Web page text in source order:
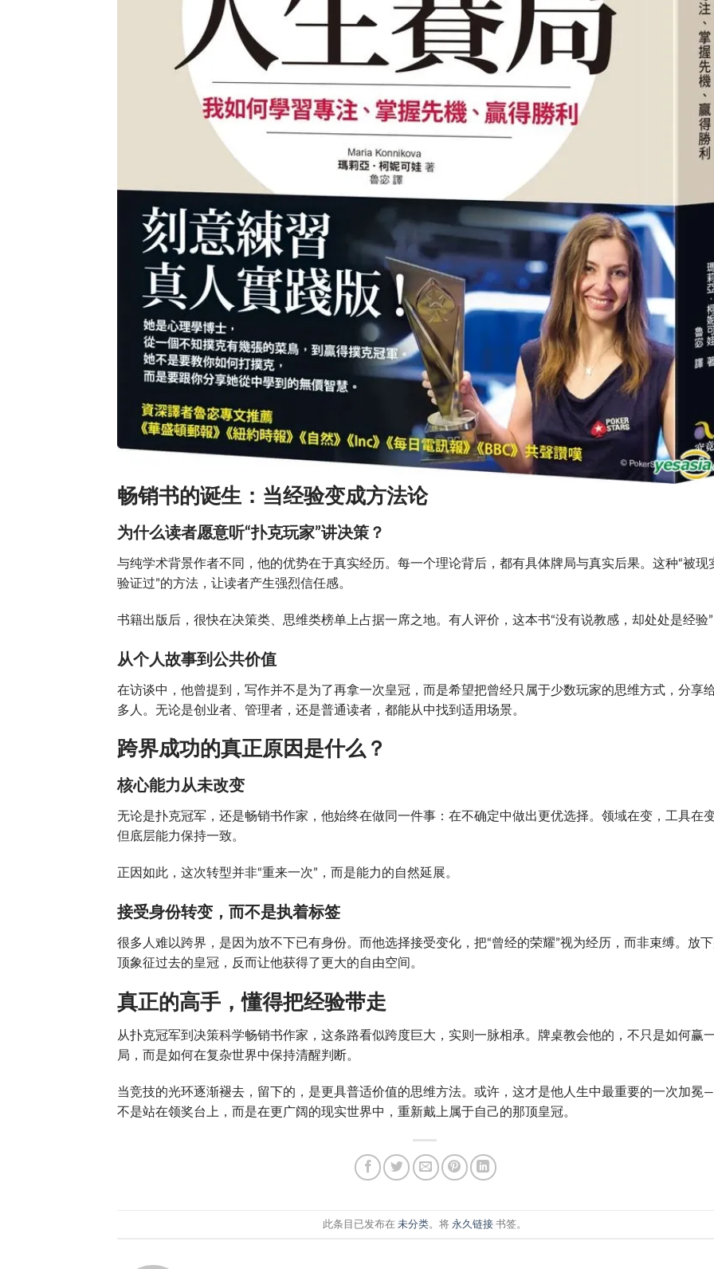
畅销书的诞生：当经验变成方法论
为什么读者愿意听“扑克玩家”讲决策？
与纯学术背景作者不同，他的优势在于真实经历。每一个理论背后，都有具体牌局与真实后果。这种“被现
验证过”的方法，让读者产生强烈信任感。
书籍出版后，很快在决策类、思维类榜单上占据一席之地。有人评价，这本书“没有说教感，却处处是经验
从个人故事到公共价值
在访谈中，他曾提到，写作并不是为了再拿一次皇冠，而是希望把曾经只属于少数玩家的思维方式，分享
多人。无论是创业者、管理者，还是普通读者，都能从中找到适用场景。
跨界成功的真正原因是什么？
核心能力从未改变
无论是扑克冠军，还是畅销书作家，他始终在做同一件事：在不确定中做出更优选择。领域在变，工具在
但底层能力保持一致。
正因如此，这次转型并非“重来一次”，而是能力的自然延展。
接受身份转变，而不是执着标签
很多人难以跨界，是因为放不下已有身份。而他选择接受变化，把“曾经的荣耀”视为经历，而非束缚。放
顶象征过去的皇冠，反而让他获得了更大的自由空间。
真正的高手，懂得把经验带走
从扑克冠军到决策科学畅销书作家，这条路看似跨度巨大，实则一脉相承。牌桌教会他的，不只是如何赢
局，而是如何在复杂世界中保持清醒判断。
当竞技的光环逐渐褪去，留下的，是更具普适价值的思维方法。或许，这才是他人生中最重要的一次加冕
不是站在领奖台上，而是在更广阔的现实世界中，重新戴上属于自己的那顶皇冠。
此条目已发布在未分类。将永久链接 书签。